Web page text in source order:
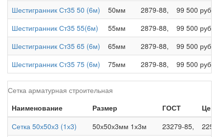
Шестигранник Ст35 50 (6м)
50мм 2879-88,
99 500 руб.
Шестигранник Ст35 55(6м)
55мм 2879-88,
99 500 руб.
Шестигранник Ст35 65 (6м)
65мм 2879-88,
99 500 руб.
Шестигранник Ст35 75 (6м)
75мм 2879-88, 99 500 руб.
Сетка арматурная строительная
Наименование
Размер ГОСТ
Сетка 50х50х3 (1х3)
50х50х3мм 1х3м 23279-85,
225